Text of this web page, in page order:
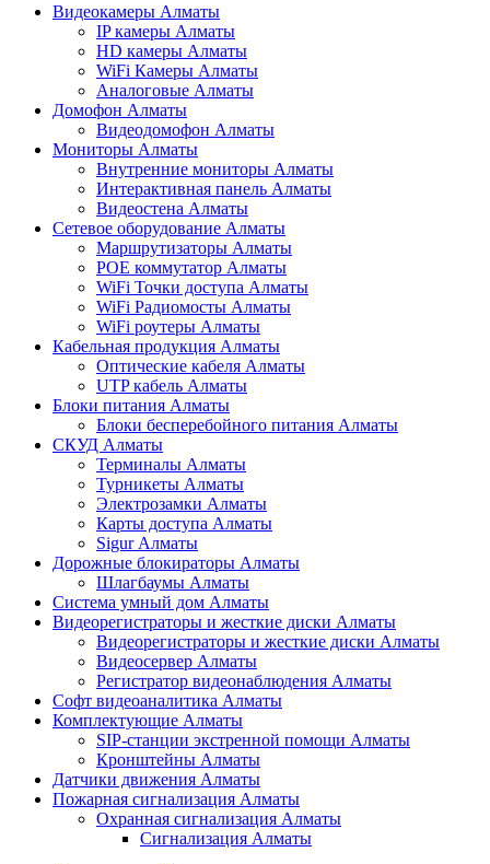
Видеокамеры Алматы
IP камеры Алматы
HD камеры Алматы
WiFi Камеры Алматы
Аналоговые Алматы
Домофон Алматы
Видеодомофон Алматы
Мониторы Алматы
Внутренние мониторы Алматы
Интерактивная панель Алматы
Видеостена Алматы
Сетевое оборудование Алматы
Маршрутизаторы Алматы
POE коммутатор Алматы
WiFi Точки доступа Алматы
WiFi Радиомосты Алматы
WiFi роутеры Алматы
Кабельная продукция Алматы
Оптические кабеля Алматы
UTP кабель Алматы
Блоки питания Алматы
Блоки бесперебойного питания Алматы
СКУД Алматы
Терминалы Алматы
Турникеты Алматы
Электрозамки Алматы
Карты доступа Алматы
Sigur Алматы
Дорожные блокираторы Алматы
Шлагбаумы Алматы
Система умный дом Алматы
Видеорегистраторы и жесткие диски Алматы
Видеорегистраторы и жесткие диски Алматы
Видеосервер Алматы
Регистратор видеонаблюдения Алматы
Софт видеоаналитика Алматы
Комплектующие Алматы
SIP-станции экстренной помощи Алматы
Кронштейны Алматы
Датчики движения Алматы
Пожарная сигнализация Алматы
Охранная сигнализация Алматы
Сигнализация Алматы